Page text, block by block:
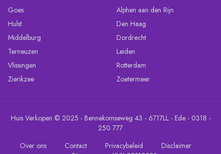
Goes
Hulst
Middelburg
Terneuzen
Vlissingen
Zierikzee
Alphen aan den Rijn
Den Haag
Dordrecht
Leiden
Rotterdam
Zoetermeer
Huis Verkopen © 2025 - Bennekomseweg 43 - 6717LL - Ede - 0318 -
250 777
Over ons
• Contact • Privacybeleid • Disclaimer •